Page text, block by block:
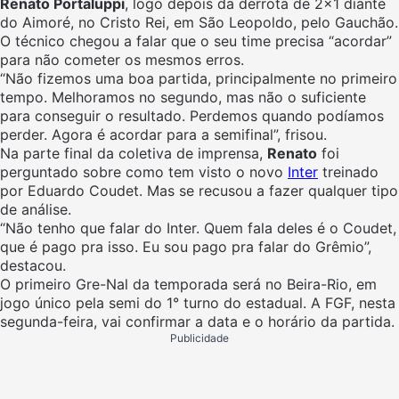
do Aimoré, no Cristo Rei, em São Leopoldo, pelo Gauchão.
O técnico chegou a falar que o seu time precisa “acordar”
para não cometer os mesmos erros.
“Não fizemos uma boa partida, principalmente no primeiro
tempo. Melhoramos no segundo, mas não o suficiente
para conseguir o resultado. Perdemos quando podíamos
perder. Agora é acordar para a semifinal”, frisou.
Na parte final da coletiva de imprensa, Renato foi
perguntado sobre como tem visto o novo Inter treinado
por Eduardo Coudet. Mas se recusou a fazer qualquer tipo
de análise.
“Não tenho que falar do Inter. Quem fala deles é o Coudet,
que é pago pra isso. Eu sou pago pra falar do Grêmio”,
destacou.
O primeiro Gre-Nal da temporada será no Beira-Rio, em
jogo único pela semi do 1° turno do estadual. A FGF, nesta
segunda-feira, vai confirmar a data e o horário da partida.
Publicidade